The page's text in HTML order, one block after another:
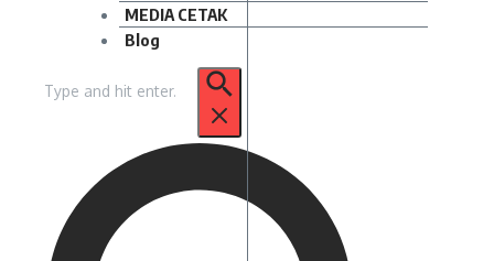
MEDIA CETAK
Blog
untuk: